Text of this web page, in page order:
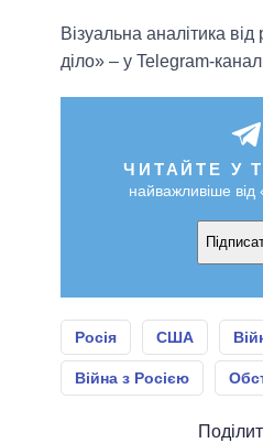
Візуальна аналітика від
діло» – у Telegram-
ЧИТАЙТЕ У
найважливіше від
Росія США
Війна з Росією